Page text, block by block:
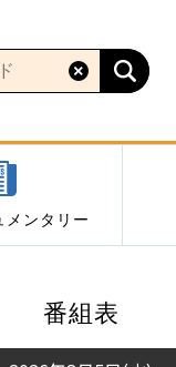
メンタリー
番組表